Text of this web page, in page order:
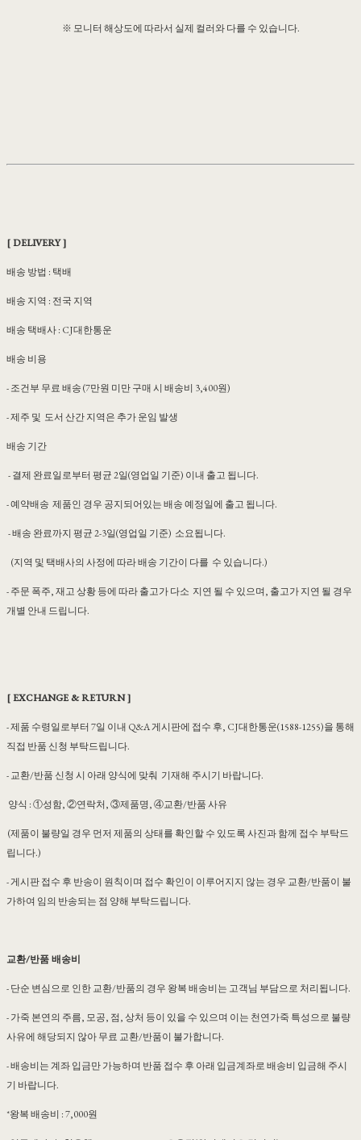
※ 모니터 해상도에 따라서 실제 컬러와 다를 수 있습니다.
[ DELIVERY ]
배송 방법 : 택배
배송 지역 : 전국 지역
배송 택배사 : CJ대한통운
배송 비용
- 조건부 무료 배송 (7만원 미만 구매 시 배송비 3,400원)
- 제주 및 도서 산간 지역은 추가 운임 발생
배송 기간
- 결제 완료일로부터 평균 2일(영업일 기준) 이내 출고 됩니다.
- 예약배송 제품인 경우 공지되어있는 배송 예정일에 출고 됩니다.
- 배송 완료까지 평균 2-3일(영업일 기준) 소요됩니다.
(지역 및 택배사의 사정에 따라 배송 기간이 다를 수 있습니다.)
- 주문 폭주, 재고 상황 등에 따라 출고가 다소 지연 될 수 있으며, 출고가 지연 될 경우
개별 안내 드립니다.
[ EXCHANGE & RETURN ]
- 제품 수령일로부터 7일 이내 Q&A 게시판에 접수 후, CJ대한통운(1588-1255)을 통해
직접 반품 신청 부탁드립니다.
- 교환/반품 신청 시 아래 양식에 맞춰 기재해 주시기 바랍니다.
양식 : ①성함, ②연락처, ③제품명, ④교환/반품 사유
(제품이 불량일 경우 먼저 제품의 상태를 확인할 수 있도록 사진과 함께 접수 부탁드
립니다.)
- 게시판 접수 후 반송이 원칙이며 접수 확인이 이루어지지 않는 경우 교환/반품이 불
가하여 임의 반송되는 점 양해 부탁드립니다.
교환/반품 배송비
- 단순 변심으로 인한 교환/반품의 경우 왕복 배송비는 고객님 부담으로 처리됩니다.
- 가죽 본연의 주름, 모공, 점, 상처 등이 있을 수 있으며 이는 천연가죽 특성으로 불량
사유에 해당되지 않아 무료 교환/반품이 불가합니다.
- 배송비는 계좌 입금만 가능하며 반품 접수 후 아래 입금계좌로 배송비 입금해 주시
기 바랍니다.
*왕복 배송비 : 7,000원